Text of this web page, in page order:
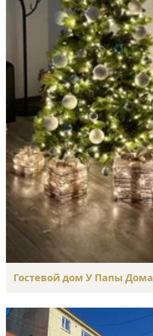
Гостевой дом У Папы Дома